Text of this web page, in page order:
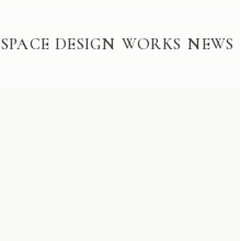
SPACE DESIGN WORKS NEWS